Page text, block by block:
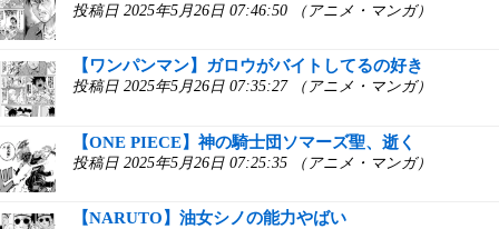
投稿日 2025年5月26日 07:46:50 （アニメ・マンガ）
【ワンパンマン】ガロウがバイトしてるの好き
投稿日 2025年5月26日 07:35:27 （アニメ・マンガ）
【ONE PIECE】神の騎士団ソマーズ聖、逝く
投稿日 2025年5月26日 07:25:35 （アニメ・マンガ）
【NARUTO】油女シノの能力やばい